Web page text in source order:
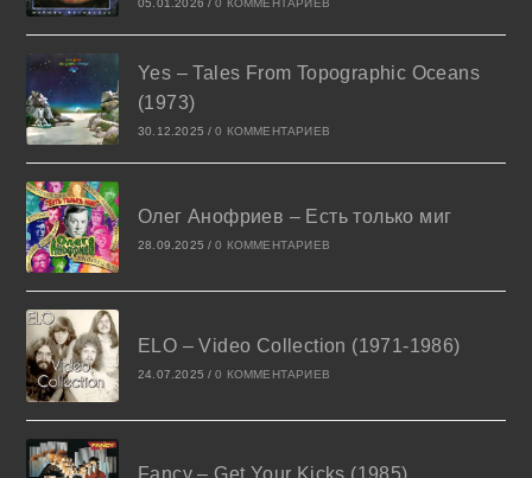
05.01.2026 / 0 КОММЕНТАРИЕВ
Yes – Tales From Topographic Oceans
(1973)
30.12.2025 / 0 КОММЕНТАРИЕВ
Олег Анофриев – Есть только миг
28.09.2025 / 0 КОММЕНТАРИЕВ
ELO – Video Collection (1971-1986)
24.07.2025 / 0 КОММЕНТАРИЕВ
Fancy – Get Your Kicks (1985)